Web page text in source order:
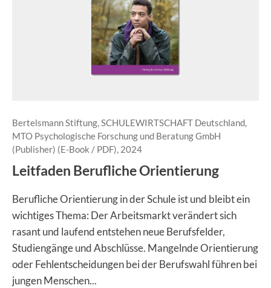
Bertelsmann Stiftung, SCHULEWIRTSCHAFT Deutschland,
MTO Psychologische Forschung und Beratung GmbH
(Publisher) (E-Book / PDF), 2024
Leitfaden Berufliche Orientierung
Berufliche Orientierung in der Schule ist und bleibt ein
wichtiges Thema: Der Arbeitsmarkt verändert sich
rasant und laufend entstehen neue Berufsfelder,
Studiengänge und Abschlüsse. Mangelnde Orientierung
oder Fehlentscheidungen bei der Berufswahl führen bei
jungen Menschen...